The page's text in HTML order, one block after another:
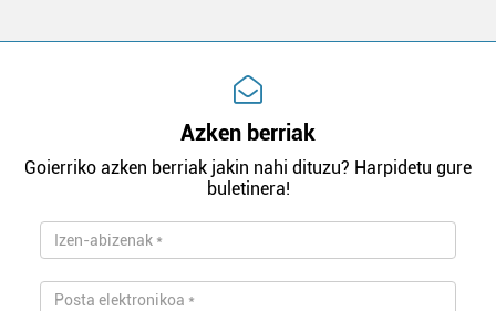
Azken berriak
Goierriko azken berriak jakin nahi dituzu? Harpidetu gure
buletinera!